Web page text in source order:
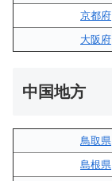
京都府
大阪府
中国地方
鳥取県
島根県